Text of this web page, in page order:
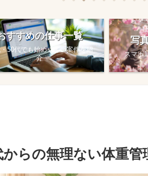
すすめの仕事一覧
50代でも始めやすい案件を紹
介
写
スマホ
らの無理ない体重管